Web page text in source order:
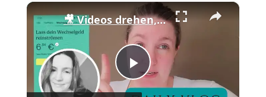
×
Play
🎥 Videos drehen, Notion einrichten & Prokrastination bekämpfen 📝 | Peaks Update 📈 | Daily Vlog